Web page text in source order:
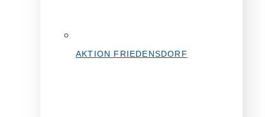
AKTION FRIEDENSDORF